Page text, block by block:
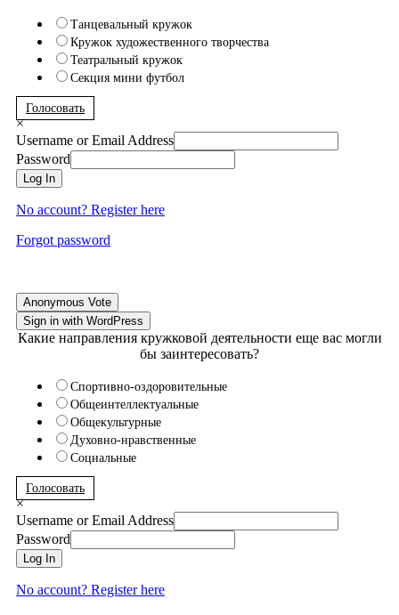
Танцевальный кружок
Кружок художественного творчества
Театральный кружок
Секция мини футбол
Голосовать
×
Username or Email Address
Password
Log In
No account? Register here
Forgot password
Anonymous Vote
Sign in with WordPress
Какие направления кружковой деятельности еще вас могли
бы заинтересовать?
Спортивно-оздоровительные
Общеинтеллектуальные
Общекультурные
Духовно-нравственные
Социальные
Голосовать
×
Username or Email Address
Password
Log In
No account? Register here